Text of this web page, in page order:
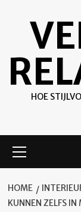
HOE
menu
HOME
KUNNEN ZELFS